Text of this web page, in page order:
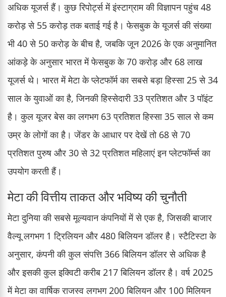
अधिक यूजर्स हैं। कुछ रिपोर्ट्स में इंस्टाग्राम की विज्ञापन पहुंच 48
करोड़ से 55 करोड़ तक बताई गई है। फेसबुक के यूजर्स की संख्या
भी 40 से 50 करोड़ के बीच है, जबकि जून 2026 के एक अनुमानित
आंकड़े के अनुसार भारत में फेसबुक के 70 करोड़ और 68 लाख
यूजर्स थे। भारत में मेटा के प्लेटफॉर्म का सबसे बड़ा हिस्सा 25 से 34
साल के युवाओं का है, जिनकी हिस्सेदारी 33 प्रतिशत और 3 पॉइंट
है। कुल यूजर बेस का लगभग 63 प्रतिशत हिस्सा 35 साल से कम
उम्र के लोगों का है। जेंडर के आधार पर देखें तो 68 से 70
प्रतिशत पुरुष और 30 से 32 प्रतिशत महिलाएं इन प्लेटफॉर्म्स का
उपयोग करती हैं।
मेटा की वित्तीय ताकत और भविष्य की चुनौती
मेटा दुनिया की सबसे मूल्यवान कंपनियों में से एक है, जिसकी बाजार
वैल्यू लगभग 1 ट्रिलियन और 480 बिलियन डॉलर है। स्टैटिस्टा के
अनुसार, कंपनी की कुल संपत्ति 366 बिलियन डॉलर से अधिक है
और इसकी कुल इक्विटी करीब 217 बिलियन डॉलर है। वर्ष 2025
में मेटा का वार्षिक राजस्व लगभग 200 बिलियन और 100 मिलियन